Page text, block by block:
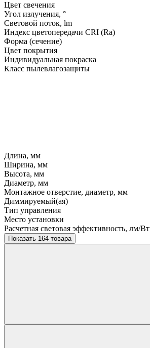
Цвет свечения
Угол излучения, °
Световой поток, lm
Индекс цветопередачи CRI (Ra)
Форма (сечение)
Цвет покрытия
Индивидуальная покраска
Класс пылевлагозащиты
Длина, мм
Ширина, мм
Высота, мм
Диаметр, мм
Монтажное отверстие, диаметр, мм
Диммируемый(ая)
Тип управления
Место установки
Расчетная световая эффективность, лм/Вт
Показать 164 товара